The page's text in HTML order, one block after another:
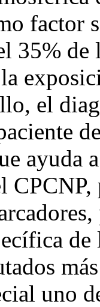
factor
35% de
el
ayuda
uno